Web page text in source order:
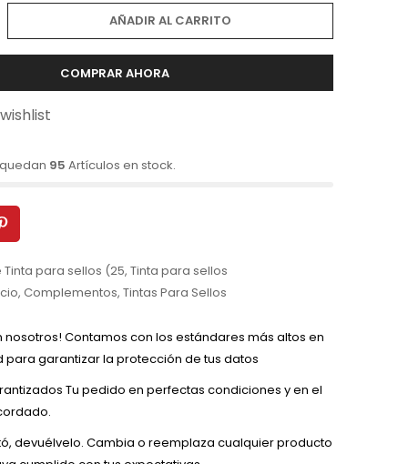
AÑADIR AL CARRITO
COMPRAR AHORA
95 Artículos en stock.
Tinta para sellos (25, Tinta para sellos
, Complementos, Tintas Para Sellos
nosotros! Contamos con los estándares más altos en
para garantizar la protección de tus datos
Tu pedido en perfectas condiciones y en el
devuélvelo. Cambia o reemplaza cualquier producto